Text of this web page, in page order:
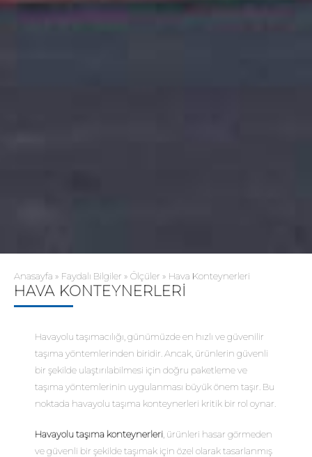
Anasayfa » Faydalı Bilgiler » Ölçüler » Hava Konteynerleri
HAVA KONTEYNERLERI
Havayolu taşımacılığı, günümüzde en hızlı ve güvenilir
taşıma yöntemlerinden biridir. Ancak, ürünlerin güvenli
bir şekilde ulaştırılabilmesi için doğru paketleme ve
taşıma yöntemlerinin uygulanması büyük önem taşır. Bu
noktada havayolu taşıma konteynerleri kritik bir rol oynar.
Havayolu taşıma konteynerleri , ürünleri hasar görmeden
ve güvenli bir şekilde taşımak için özel olarak tasarlanmış